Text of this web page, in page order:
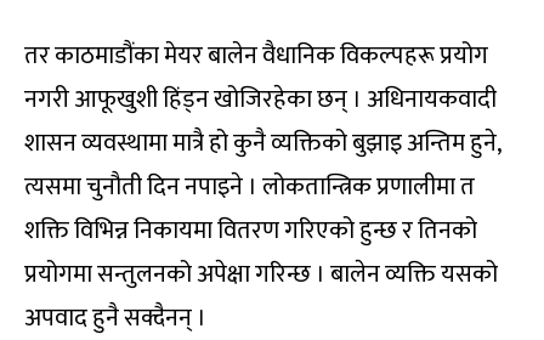
तर काठमाडौंका मेयर बालेन वैधानिक विकल्पहरू प्रयोग
नगरी आफूखुशी हिंड्न खोजिरहेका छन् । अधिनायकवादी
शासन व्यवस्थामा मात्रै हो कुनै व्यक्तिको बुझाइ अन्तिम हुने,
त्यसमा चुनौती दिन नपाइने । लोकतान्त्रिक प्रणालीमा त
शक्ति विभिन्न निकायमा वितरण गरिएको हुन्छ र तिनको
प्रयोगमा सन्तुलनको अपेक्षा गरिन्छ । बालेन व्यक्ति यसको
अपवाद हुनै सक्दैनन् ।